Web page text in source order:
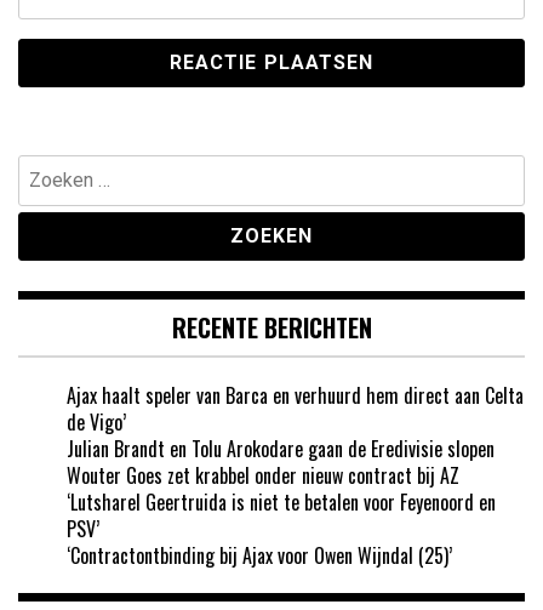
Zoeken
naar:
RECENTE BERICHTEN
Ajax haalt speler van Barca en verhuurd hem direct aan Celta
de Vigo’
Julian Brandt en Tolu Arokodare gaan de Eredivisie slopen
Wouter Goes zet krabbel onder nieuw contract bij AZ
‘Lutsharel Geertruida is niet te betalen voor Feyenoord en
PSV’
‘Contractontbinding bij Ajax voor Owen Wijndal (25)’